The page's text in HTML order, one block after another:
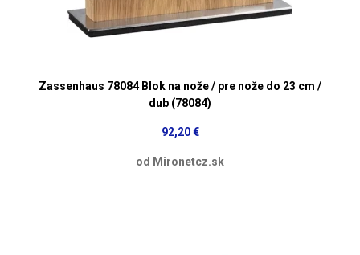
Zassenhaus 78084 Blok na nože / pre nože do 23 cm /
dub (78084)
92,20 €
od Mironetcz.sk